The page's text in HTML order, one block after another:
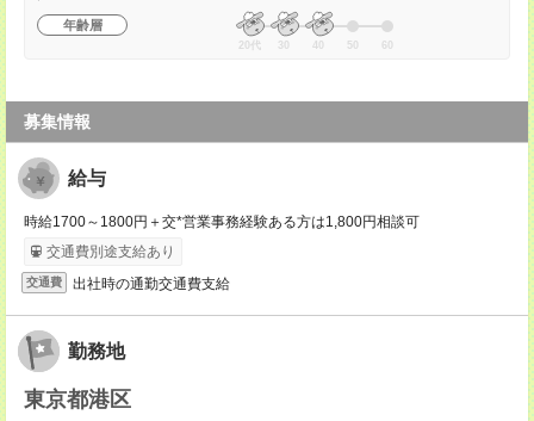
年齢層
20代 30 40 50 60
募集情報
給与
時給1700～1800円＋交*営業事務経験ある方は1,800円相談可
交通費別途支給あり
交通費 出社時の通勤交通費支給
勤務地
東京都港区